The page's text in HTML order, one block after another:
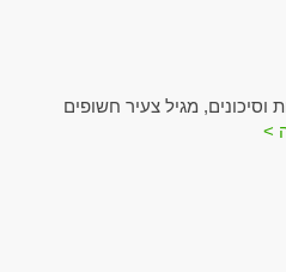
וסיכונים, מגיל צעיר חשופים
>